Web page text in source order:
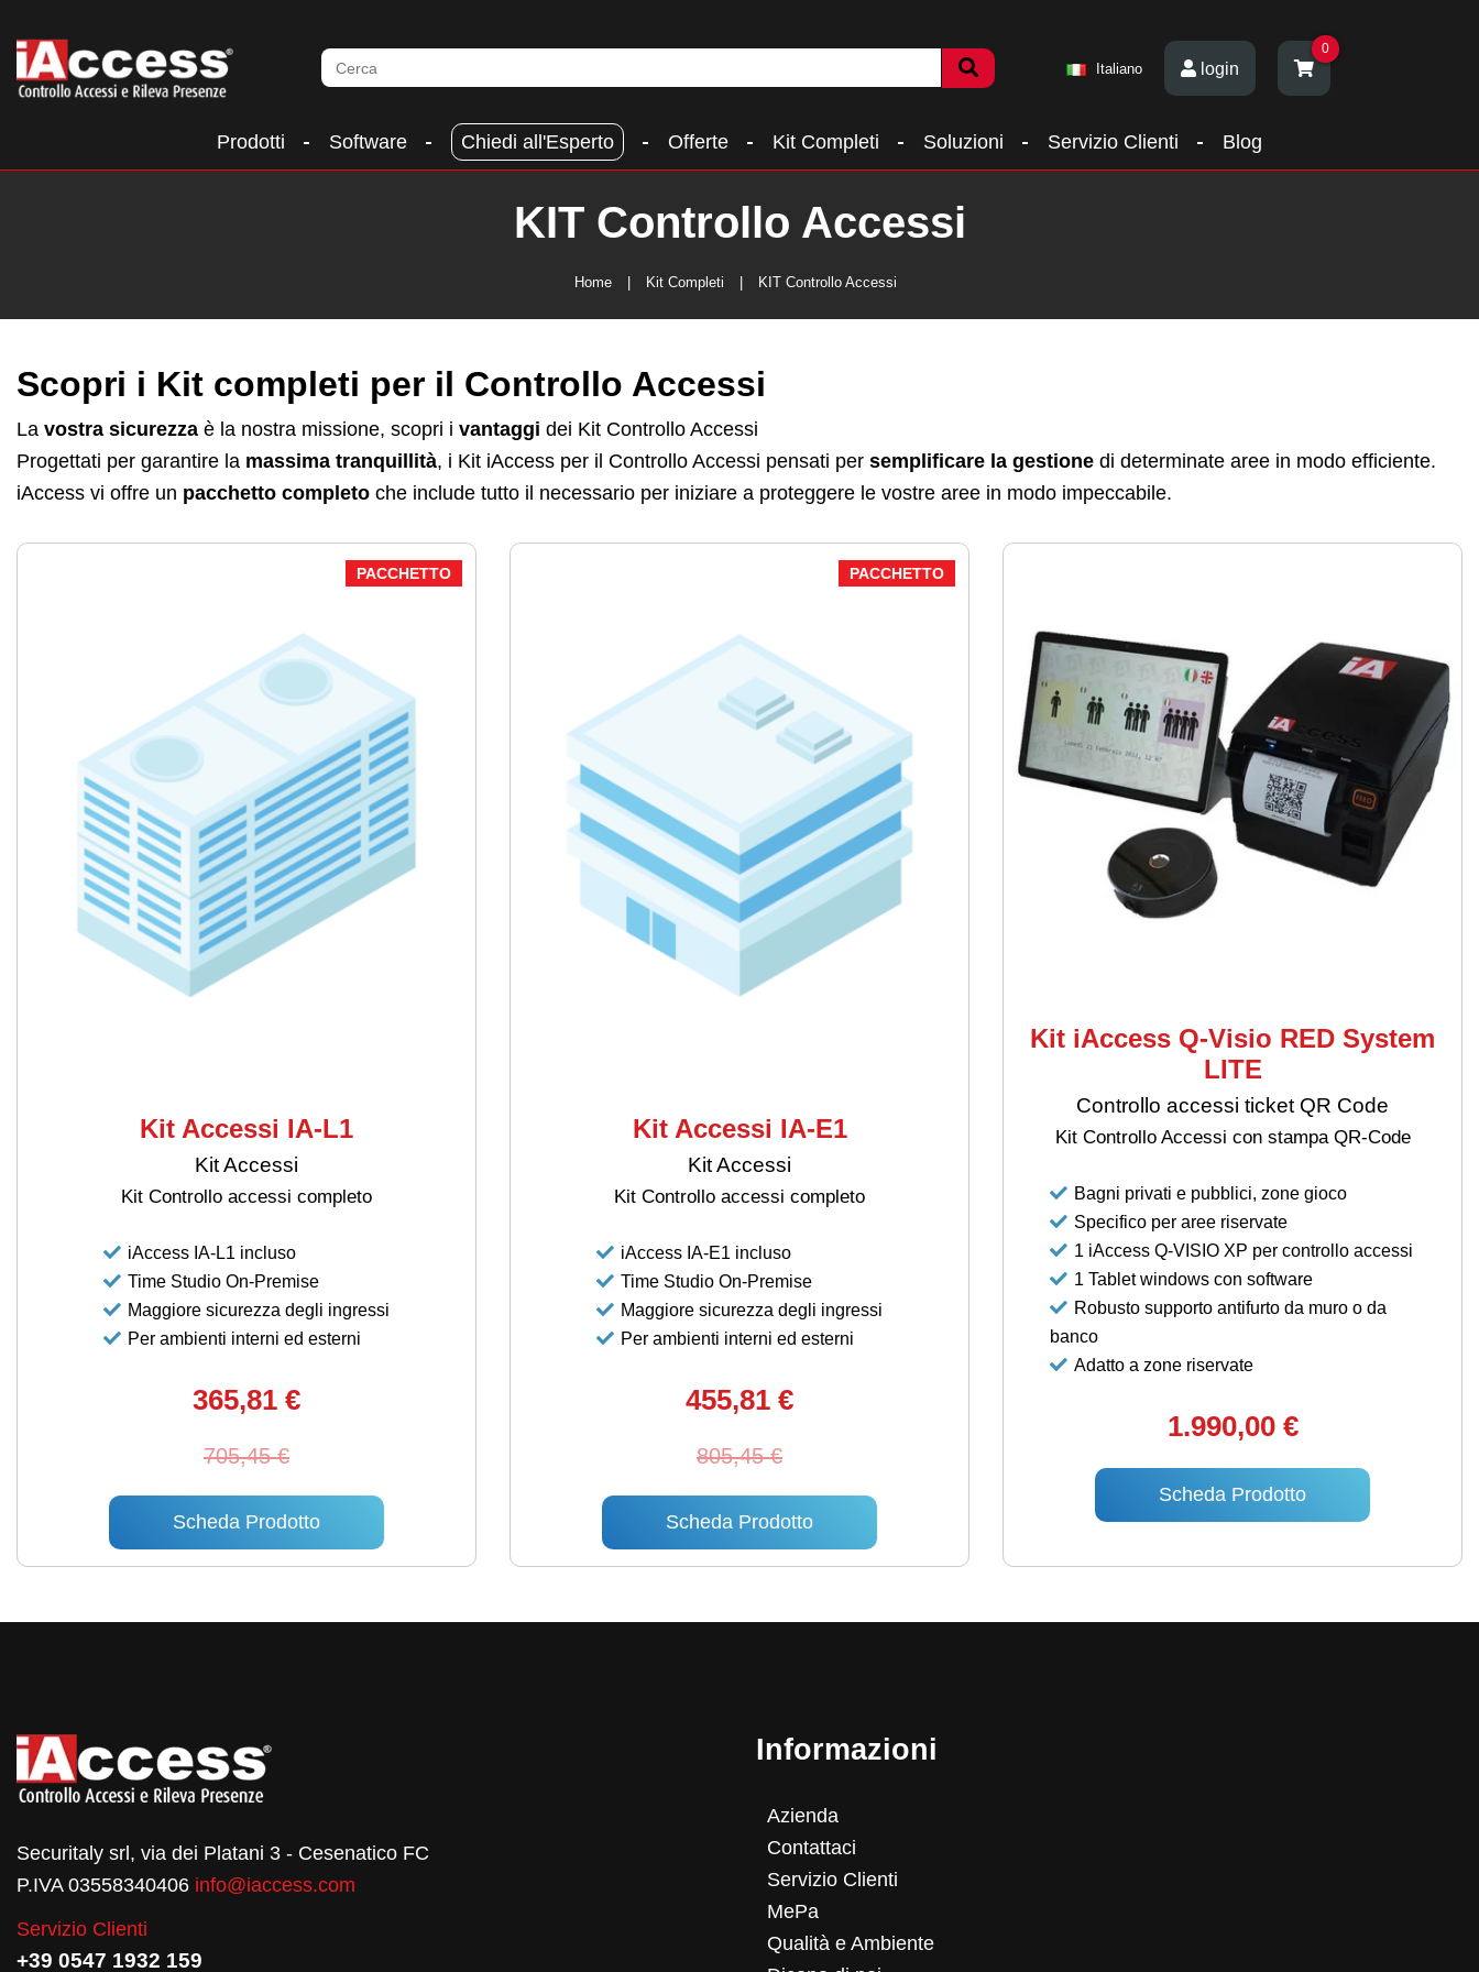
Italiano login
0
Prodotti Software Chiedi all'Esperto Offerte Kit Completi Soluzioni Servizio Clienti Blog
KIT Controllo Accessi
Home Kit Completi KIT Controllo Accessi
Scopri i Kit completi per il Controllo Accessi
La vostra sicurezza è la nostra missione, scopri i vantaggi dei Kit Controllo Accessi
Progettati per garantire la massima tranquillità, i Kit iAccess per il Controllo Accessi pensati per semplificare la gestione di determinate aree in modo efficiente.
iAccess vi offre un pacchetto completo che include tutto il necessario per iniziare a proteggere le vostre aree in modo impeccabile.
PACCHETTO
Kit Accessi IA-L1
Kit Accessi
Kit Controllo accessi completo
iAccess IA-L1 incluso
Time Studio On-Premise
Maggiore sicurezza degli ingressi
Per ambienti interni ed esterni
365,81 €
705,45 €
Scheda Prodotto
PACCHETTO
Kit Accessi IA-E1
Kit Accessi
Kit Controllo accessi completo
iAccess IA-E1 incluso
Time Studio On-Premise
Maggiore sicurezza degli ingressi
Per ambienti interni ed esterni
455,81 €
805,45 €
Scheda Prodotto
Kit iAccess Q-Visio RED System
LITE
Controllo accessi ticket QR Code
Kit Controllo Accessi con stampa QR-Code
Bagni privati e pubblici, zone gioco
Specifico per aree riservate
1 iAccess Q-VISIO XP per controllo accessi
1 Tablet windows con software
Robusto supporto antifurto da muro o da
banco
Adatto a zone riservate
1.990,00 €
Scheda Prodotto
Securitaly srl, via dei Platani 3 - Cesenatico FC
P.IVA 03558340406 info@iaccess.com
Servizio Clienti
+39 0547 1932 159
Informazioni
Azienda
Contattaci
Servizio Clienti
MePa
Qualità e Ambiente